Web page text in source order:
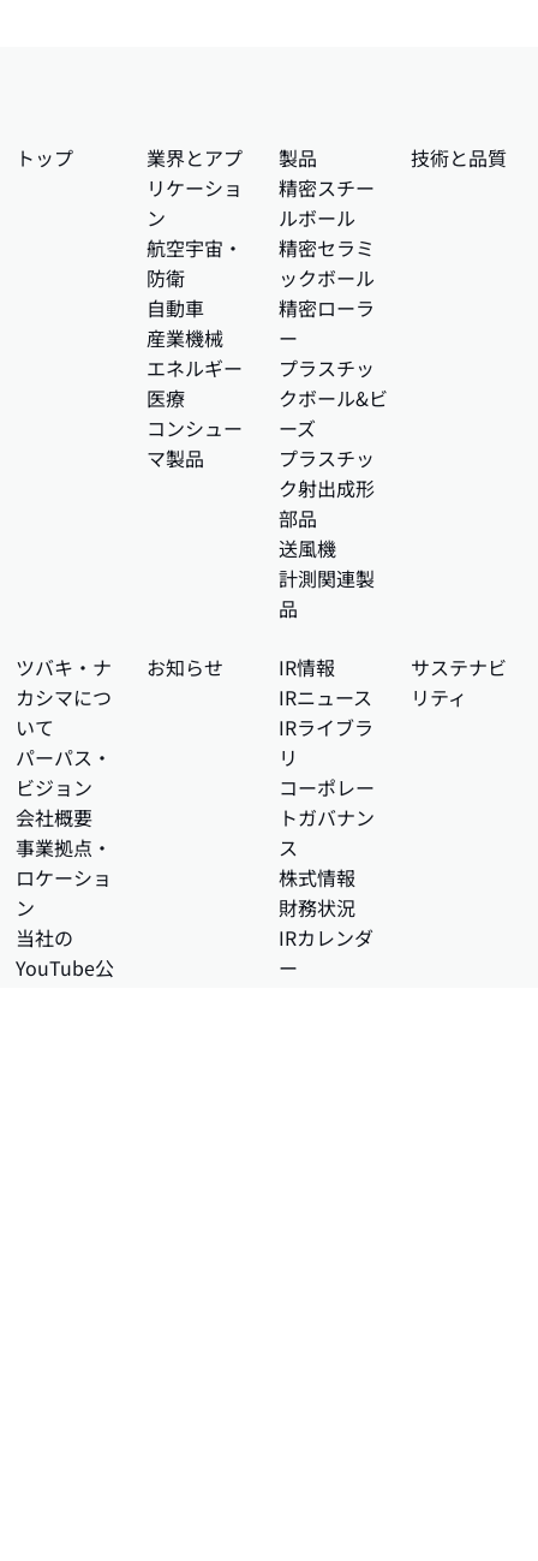
トップ
業界とアプ
リケーショ
ン
航空宇宙・
防衛
自動車
産業機械
エネルギー
医療
コンシュー
マ製品
製品
精密スチー
ルボール
精密セラミ
ックボール
精密ローラ
ー
プラスチッ
クボール&ビ
ーズ
プラスチッ
ク射出成形
部品
送風機
計測関連製
品
技術と品質
ツバキ・ナ
カシマにつ
いて
パーパス・
ビジョン
会社概要
事業拠点・
ロケーショ
ン
当社の
YouTube公
お知らせ
IR情報
IRニュース
IRライブラ
リ
コーポレー
トガバナン
ス
株式情報
財務状況
IRカレンダ
ー
サステナビ
リティ